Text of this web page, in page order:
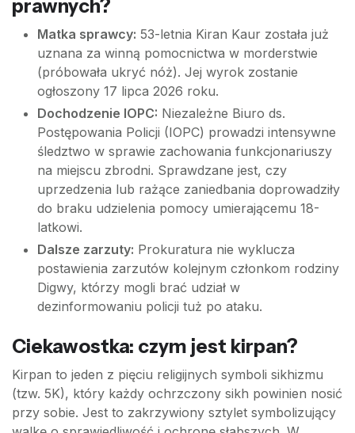
prawnych?
Matka sprawcy: 53-letnia Kiran Kaur została już
uznana za winną pomocnictwa w morderstwie
(próbowała ukryć nóż). Jej wyrok zostanie
ogłoszony 17 lipca 2026 roku.
Dochodzenie IOPC: Niezależne Biuro ds.
Postępowania Policji (IOPC) prowadzi intensywne
śledztwo w sprawie zachowania funkcjonariuszy
na miejscu zbrodni. Sprawdzane jest, czy
uprzedzenia lub rażące zaniedbania doprowadziły
do braku udzielenia pomocy umierającemu 18-
latkowi.
Dalsze zarzuty: Prokuratura nie wyklucza
postawienia zarzutów kolejnym członkom rodziny
Digwy, którzy mogli brać udział w
dezinformowaniu policji tuż po ataku.
Ciekawostka: czym jest kirpan?
Kirpan to jeden z pięciu religijnych symboli sikhizmu
(tzw. 5K), który każdy ochrzczony sikh powinien nosić
przy sobie. Jest to zakrzywiony sztylet symbolizujący